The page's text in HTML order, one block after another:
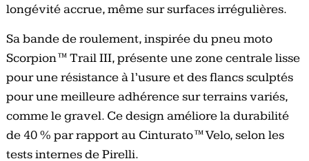
longévité accrue, même sur surfaces irrégulières.
Sa bande de roulement, inspirée du pneu moto
Scorpion™ Trail III, présente une zone centrale lisse
pour une résistance à l’usure et des flancs sculptés
pour une meilleure adhérence sur terrains variés,
comme le gravel. Ce design améliore la durabilité
de 40 % par rapport au Cinturato™ Velo, selon les
tests internes de Pirelli.